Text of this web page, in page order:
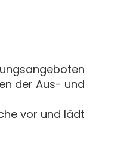
der Aus- und
vor und lädt